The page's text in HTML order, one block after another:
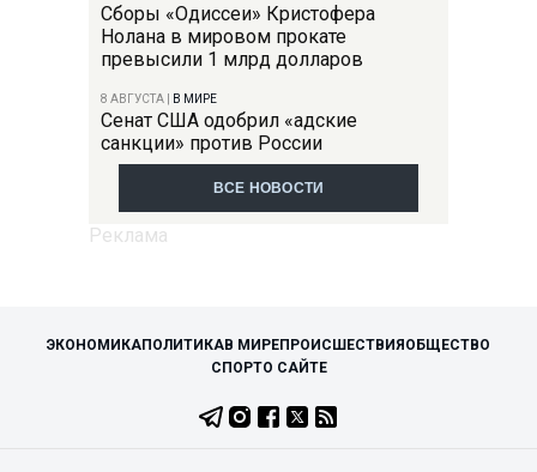
Сборы «Одиссеи» Кристофера
Нолана в мировом прокате
превысили 1 млрд долларов
8 АВГУСТА В МИРЕ
Сенат США одобрил «адские
санкции» против России
ВСЕ НОВОСТИ
ЭКОНОМИКАПОЛИТИКАВ МИРЕПРОИСШЕСТВИЯОБЩЕСТВО
СПОРТО САЙТЕ